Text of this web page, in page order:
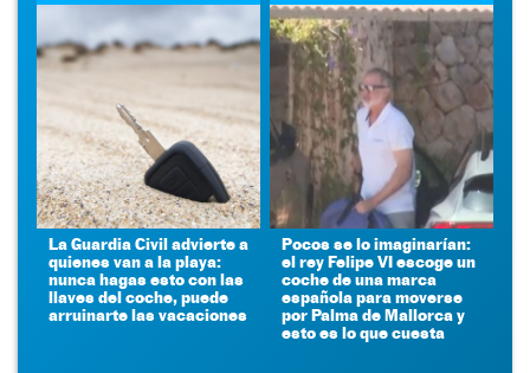
La Guardia Civil advierte a
quienes van a la playa:
nunca hagas esto con las
llaves del coche, puede
arruinarte las vacaciones
Pocos se lo imaginarían:
el rey Felipe VI escoge un
coche de una marca
española para moverse
por Palma de Mallorca y
esto es lo que cuesta